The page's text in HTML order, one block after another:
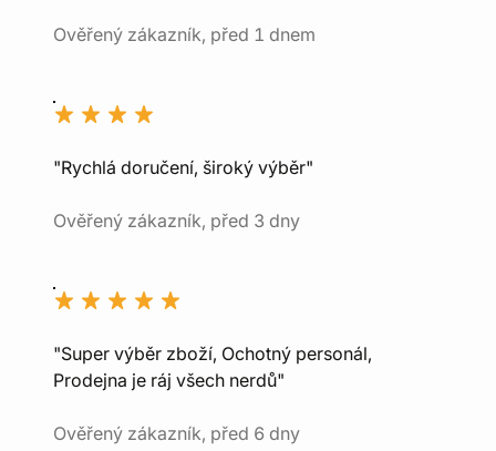
Ověřený zákazník, před 1 dnem
"Rychlá doručení, široký výběr"
Ověřený zákazník, před 3 dny
"Super výběr zboží, Ochotný personál,
Prodejna je ráj všech nerdů"
Ověřený zákazník, před 6 dny